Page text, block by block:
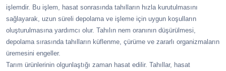
işlemdir. Bu işlem, hasat sonrasında tahılların hızla kurutulmasını
sağlayarak, uzun süreli depolama ve işleme için uygun koşulların
oluşturulmasına yardımcı olur. Tahılın nem oranının düşürülmesi,
depolama sırasında tahılların küflenme, çürüme ve zararlı organizmaların
üremesini engeller.
Tarım ürünlerinin olgunlaştığı zaman hasat edilir. Tahıllar, hasat